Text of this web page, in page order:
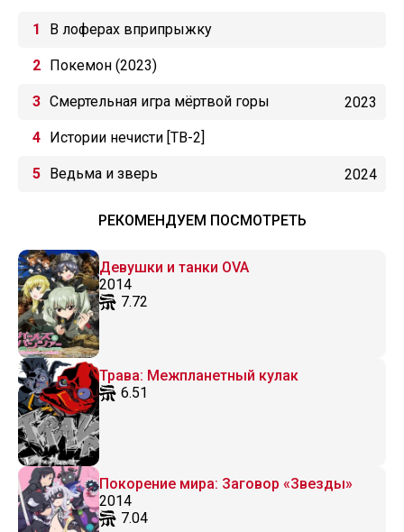
В лоферах вприпрыжку
Покемон (2023)
Смертельная игра мёртвой горы 2023
Истории нечисти [ТВ-2]
Ведьма и зверь 2024
РЕКОМЕНДУЕМ ПОСМОТРЕТЬ
Девушки и танки OVA
2014
7.72
Трава: Межпланетный кулак
6.51
Покорение мира: Заговор «Звезды»
2014
7.04